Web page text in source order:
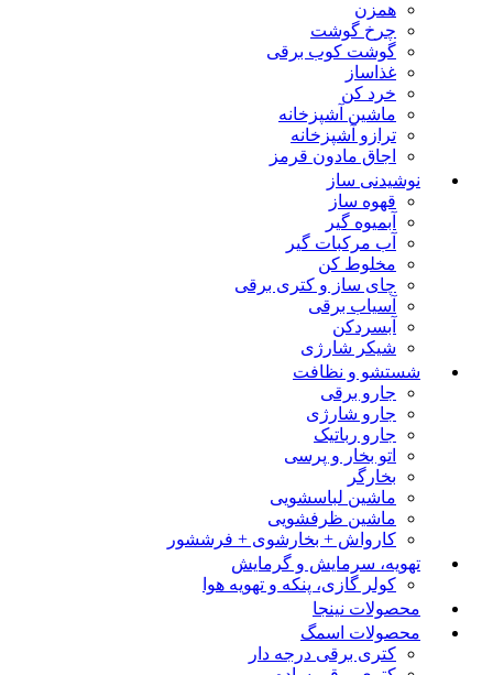
همزن
چرخ گوشت
گوشت کوب برقی
غذاساز
خرد کن
ماشین آشپزخانه
ترازو آشپزخانه
اجاق مادون قرمز
نوشیدنی ساز
قهوه ساز
آبمیوه گیر
آب مرکبات گیر
مخلوط کن
چای ساز و کتری برقی
آسیاب برقی
آبسردکن
شیکر شارژی
شستشو و نظافت
جارو برقی
جارو شارژی
جارو رباتیک
اتو بخار و پرسی
بخارگر
ماشین لباسشویی
ماشین ظرفشویی
کارواش + بخارشوی + فرششور
تهویه، سرمایش و گرمایش
کولر گازی، پنکه و تهویه هوا
محصولات نینجا
محصولات اسمگ
کتری برقی درجه دار